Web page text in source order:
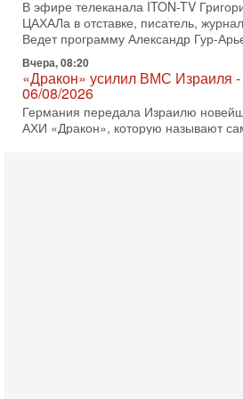
В эфире телеканала ITON-TV
ЦАХАЛа в отставке, писатель,
Ведет программу Александр Гур-
Вчера, 08:20
«Дракон» усилил ВМС
06/08/2026
Германия передала Израилю
АХИ «Дракон», которую называют